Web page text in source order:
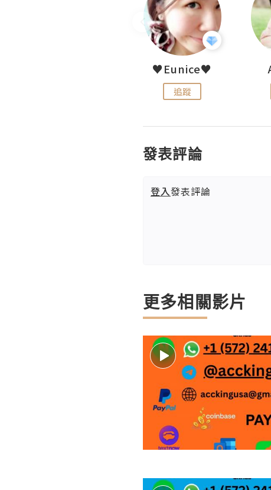
♥Eunice♥
追蹤
發表評論
登入發表評論
更多相關影片